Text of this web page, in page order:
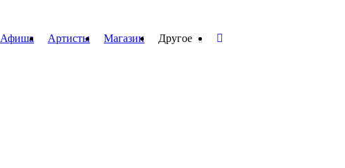
Афиша Артисты Магазин Другое